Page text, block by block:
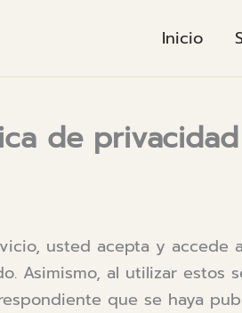
Inicio
de
usted acepta y accede
Asimismo, al utilizar estos
que se haya